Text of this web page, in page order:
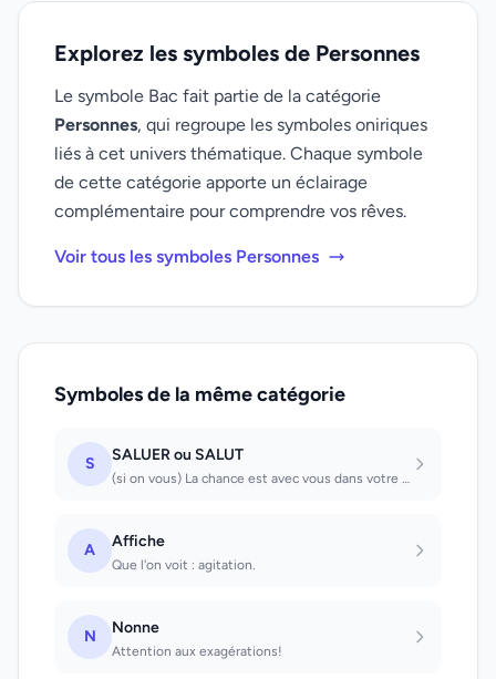
Explorez les symboles de Personnes
Le symbole Bac fait partie de la catégorie
Personnes, qui regroupe les symboles oniriques
liés à cet univers thématique. Chaque symbole
de cette catégorie apporte un éclairage
complémentaire pour comprendre vos rêves.
Voir tous les symboles Personnes
Symboles de la même catégorie
S SALUER ou SALUT
(si on vous) La chance est avec vous dans votre travail (si vous saluer) Vous se...
A Affiche
Que l'on voit : agitation.
N Nonne
Attention aux exagérations!